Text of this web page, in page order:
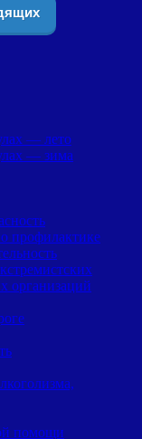
— лето
— зима
профилактике
организаций
помощи